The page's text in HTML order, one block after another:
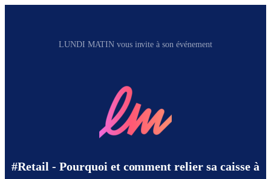
LUNDI MATIN vous invite à son événement
#Retail - Pourquoi et comment relier sa caisse à